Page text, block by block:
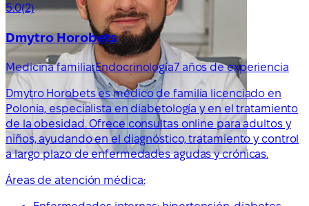
5.0(2)
Dmytro Horobets
Medicina familiarEndocrinología7 años de experiencia
Dmytro Horobets es médico de familia licenciado en
Polonia, especialista en diabetología y en el tratamiento
de la obesidad. Ofrece consultas online para adultos y
niños, ayudando en el diagnóstico, tratamiento y control
a largo plazo de enfermedades agudas y crónicas.
Áreas de atención médica: